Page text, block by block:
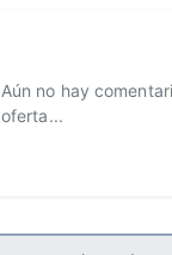
Aún no hay
oferta...